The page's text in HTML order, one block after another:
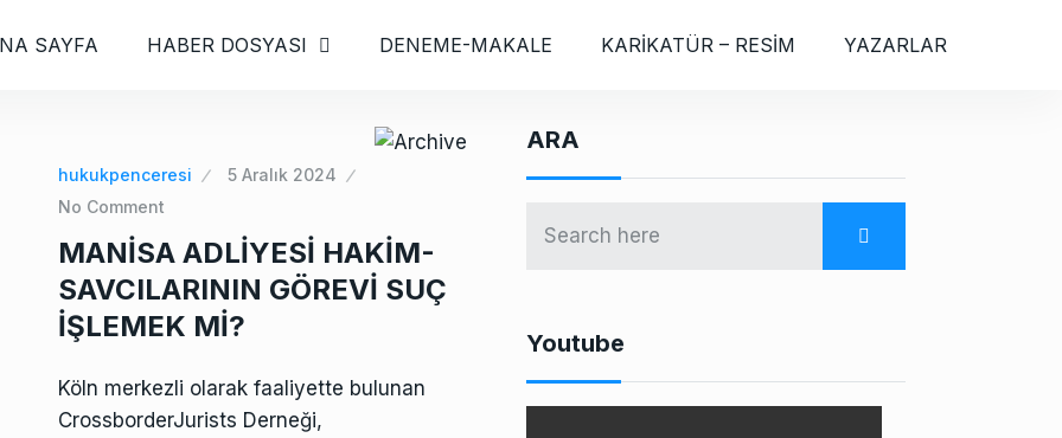
SAYFA HABER DOSYASI DENEME-MAKALE KARİKATÜR – RESİM YAZARLAR
hukukpenceresi
5 Aralık 2024
No Comment
MANİSA ADLİYESİ HAKİM-
SAVCILARININ GÖREVİ SUÇ
İŞLEMEK Mİ?
Köln merkezli olarak faaliyette bulunan
CrossborderJurists Derneği,
ARA
Youtube